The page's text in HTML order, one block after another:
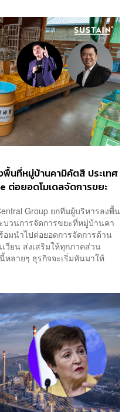
นที่หมู่บ้านคามิคัตสึ ประเทศ
อยอดโมเดลจัดการขยะ
Group ยกทีมผู้บริหารลงพื้น
บวนการจัดการขยะที่หมู่บ้านคา
มนำไปต่อยอดการจัดการด้าน
วียน ส่งเสริมให้ทุกภาคส่วน
ลายๆ ธุรกิจจะเริ่มหันมาให้